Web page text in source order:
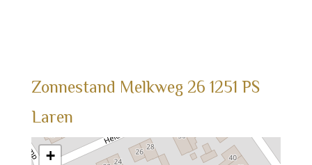
Zonnestand Melkweg 26 1251 PS
Laren
+